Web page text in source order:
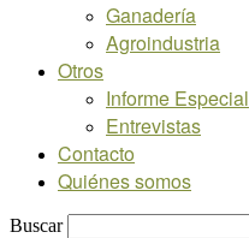
Ganadería
Agroindustria
Otros
Informe Especial
Entrevistas
Contacto
Quiénes somos
Buscar